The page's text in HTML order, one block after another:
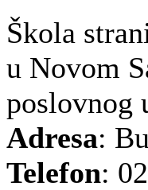
Škola
u Novom
poslovnog
Adresa:
Telefon: